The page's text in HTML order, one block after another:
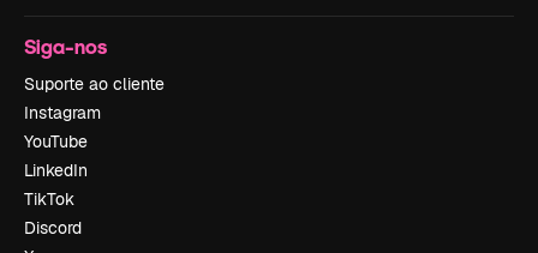
Siga-nos
Suporte ao cliente
Instagram
YouTube
LinkedIn
TikTok
Discord